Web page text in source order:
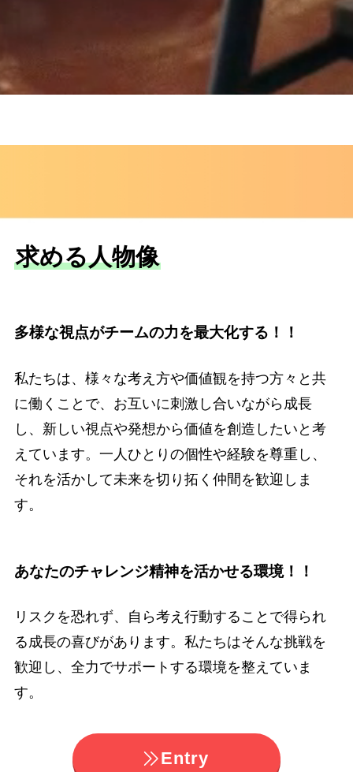
求める人物像
多様な視点がチームの力を最大化する ！！
私たちは、様々な考え方や価値観を持つ方々と共
に働くことで、お互いに刺激し合いながら成長
し、新しい視点や発想から価値を創造したいと考
えています。一人ひとりの個性や経験を尊重し、
それを活かして未来を切り拓く仲間を歓迎しま
す。
あなたのチャレンジ精神を活かせる環境！！
リスクを恐れず、自ら考え行動することで得られ
る成長の喜びがあります。私たちはそんな挑戦を
歓迎し、全力でサポートする環境を整えていま
す。
Entry